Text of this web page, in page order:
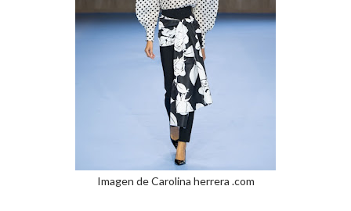
Imagen de Carolina herrera .com